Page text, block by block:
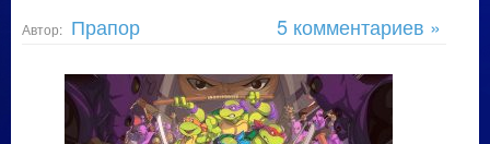
Автор: Прапор 5 комментариев »